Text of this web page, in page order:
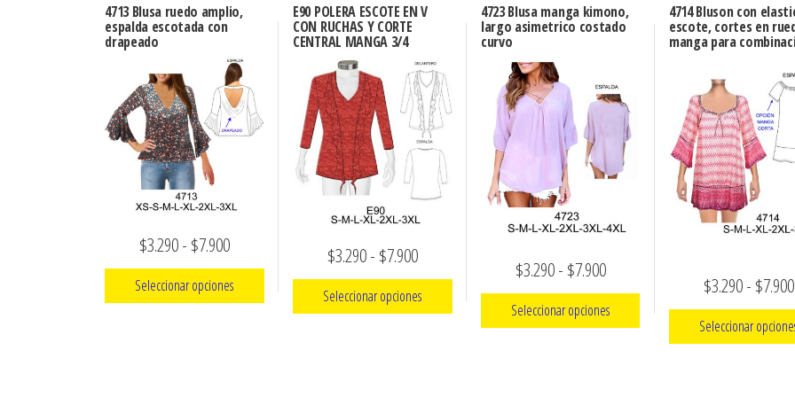
4713 Blusa ruedo amplio,
espalda escotada con
drapeado
$3.290- $7.900Rango
de
precios:
Seleccionar opciones
E90 POLERA ESCOTE EN V
CON RUCHAS Y CORTE
CENTRAL MANGA 3/4
$3.290- $7.900Rango
de
precios:
Seleccionar opciones
4723 Blusa manga kimono,
largo asimetrico costado
curvo
$3.290- $7.900Rango
de
precios:
Seleccionar opciones
4714 Bluson con
escote, cortes en
manga para
$3.290- $7.900
Seleccionar